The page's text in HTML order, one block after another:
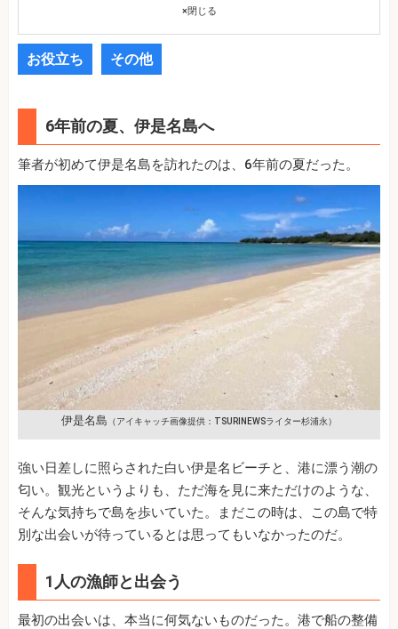
×閉じる
お役立ち その他
6年前の夏、伊是名島へ
筆者が初めて伊是名島を訪れたのは、6年前の夏だった。
伊是名島 （アイキャッチ画像提供：TSURINEWSライター杉浦永）
強い日差しに照らされた白い伊是名ビーチと、港に漂う潮の
匂い。観光というよりも、ただ海を見に来ただけのような、
そんな気持ちで島を歩いていた。まだこの時は、この島で特
別な出会いが待っているとは思ってもいなかったのだ。
1人の漁師と出会う
最初の出会いは、本当に何気ないものだった。港で船の整備